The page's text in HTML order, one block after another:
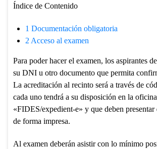
Índice de Contenido
1 Documentación obligatoria
2 Acceso al examen
Para poder hacer el examen, los aspirantes
su DNI u otro documento que permita
La acreditación al recinto será a través de
cada uno tendrá a su disposición en la
«FIDES/expedient-e» y que deben
de forma impresa.
Al examen deberán asistir con lo mínimo